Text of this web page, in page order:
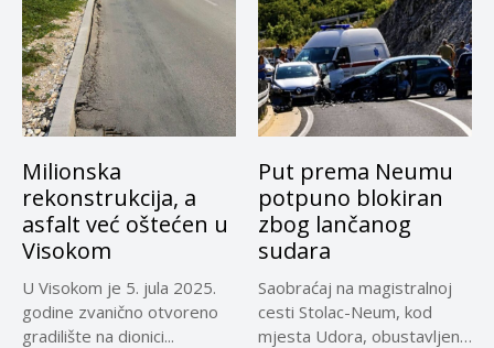
Milionska
rekonstrukcija, a
asfalt već oštećen u
Visokom
U Visokom je 5. jula 2025.
godine zvanično otvoreno
gradilište na dionici...
Put prema Neumu
potpuno blokiran
zbog lančanog
sudara
Saobraćaj na magistralnoj
cesti Stolac-Neum, kod
mjesta Udora, obustavljen